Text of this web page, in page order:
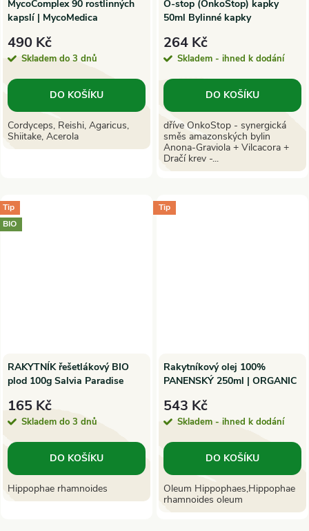
MycoComplex 90 rostlinných
kapslí | MycoMedica
490 Kč
Skladem do 3 dnů
DO KOŠÍKU
Cordyceps, Reishi, Agaricus,
Shiitake, Acerola
O-stop (OnkoStop) kapky
50ml Bylinné kapky
264 Kč
Skladem - ihned k dodání
DO KOŠÍKU
dříve OnkoStop - synergická
směs amazonských bylin
Anona-Graviola + Vilcacora +
Dračí krev -...
Tip
BIO
RAKYTNÍK řešetlákový BIO
plod 100g Salvia Paradise
165 Kč
Skladem do 3 dnů
DO KOŠÍKU
Hippophae rhamnoides
Tip
Rakytníkový olej 100%
PANENSKÝ 250ml | ORGANIC
543 Kč
Skladem - ihned k dodání
DO KOŠÍKU
Oleum Hippophaes,Hippophae
rhamnoides oleum